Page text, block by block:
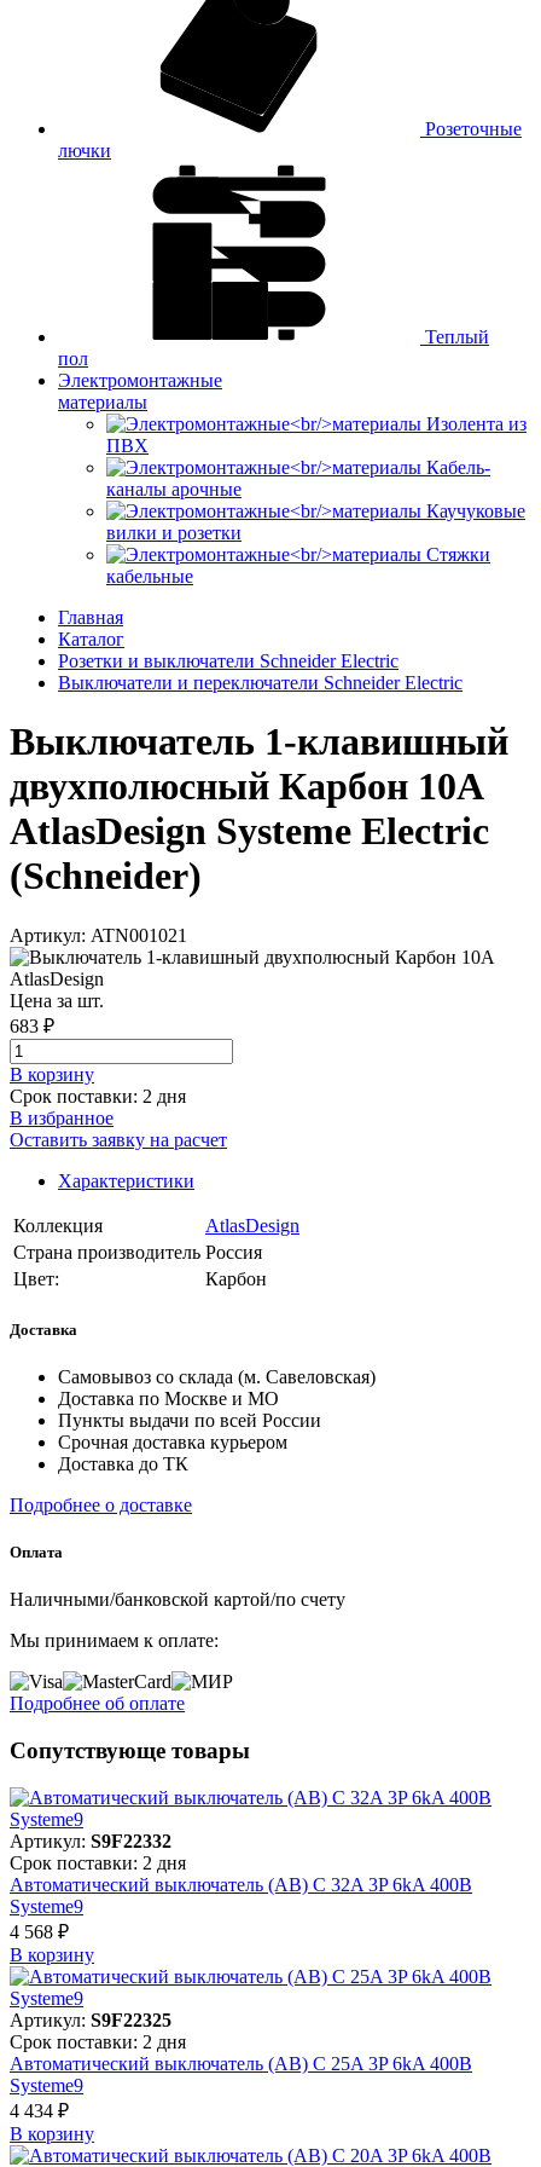
Розеточные
лючки
Теплый
пол
Электромонтажные
материалы
Изолента из
ПВХ
Кабель-
каналы арочные
Каучуковые
вилки и розетки
Стяжки
кабельные
Главная
Каталог
Розетки и выключатели Schneider Electric
Выключатели и переключатели Schneider Electric
Выключатель 1-клавишный
двухполюсный Карбон 10А
AtlasDesign Systeme Electric
(Schneider)
Артикул: ATN001021
Цена за шт.
683 ₽
В корзинy
Срок поставки: 2 дня
В избранное
Оставить заявку на расчет
Характеристики
Коллекция
AtlasDesign
Страна производитель Россия
Цвет:
Карбон
Доставка
Самовывоз со склада (м. Савеловская)
Доставка по Москве и МО
Пункты выдачи по всей России
Срочная доставка курьером
Доставка до ТК
Подробнее о доставке
Оплата
Наличными/банковской картой/по счету
Мы принимаем к оплате:
Подробнее об оплате
Сопутствующе товары
Артикул: S9F22332
Срок поставки: 2 дня
Автоматический выключатель (АВ) C 32A 3P 6kA 400В
Systeme9
4 568 ₽
В корзинy
Артикул: S9F22325
Срок поставки: 2 дня
Автоматический выключатель (АВ) C 25A 3P 6kA 400В
Systeme9
4 434 ₽
В корзинy